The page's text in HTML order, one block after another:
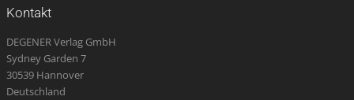
Kontakt
DEGENER Verlag GmbH
Sydney Garden 7
30539 Hannover
Deutschland